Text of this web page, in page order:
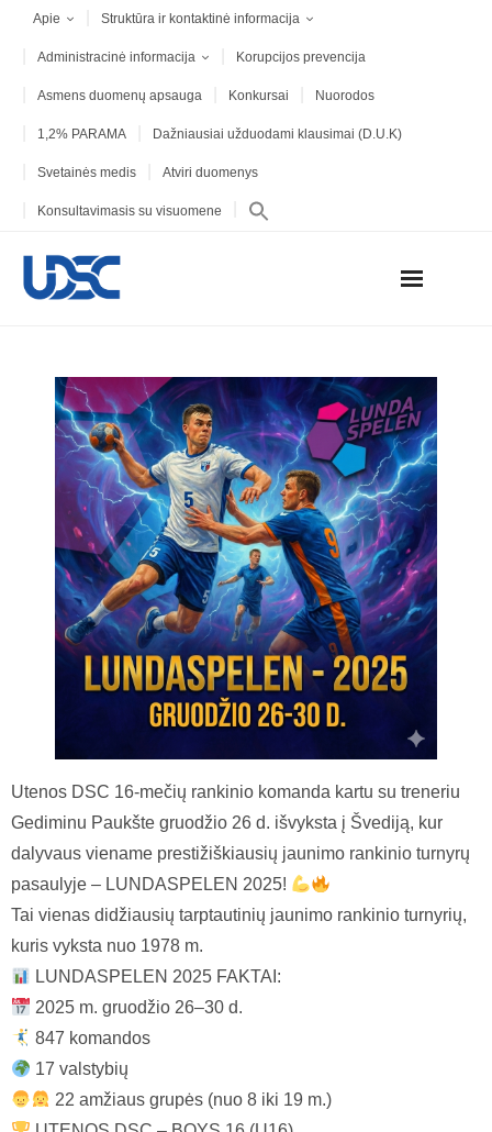
Apie Struktūra ir kontaktinė informacija
Administracinė informacija Korupcijos prevencija
Asmens duomenų apsauga Konkursai Nuorodos
1,2% PARAMA Dažniausiai užduodami klausimai (D.U.K)
Svetainės medis Atviri duomenys
Konsultavimasis su visuomene
Utenos DSC 16-mečių rankinio komanda kartu su treneriu
Gediminu Paukšte gruodžio 26 d. išvyksta į Švediją, kur
dalyvaus viename prestižiškiausių jaunimo rankinio turnyrų
pasaulyje – LUNDASPELEN 2025!
Tai vienas didžiausių tarptautinių jaunimo rankinio turnyrių,
kuris vyksta nuo 1978 m.
LUNDASPELEN 2025 FAKTAI:
2025 m. gruodžio 26–30 d.
847 komandos
17 valstybių
22 amžiaus grupės (nuo 8 iki 19 m.)